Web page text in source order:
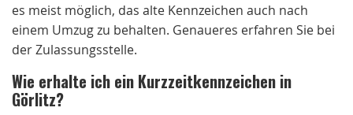
es meist möglich, das alte Kennzeichen auch nach
einem Umzug zu behalten. Genaueres erfahren Sie bei
der Zulassungsstelle.
Wie erhalte ich ein Kurzzeitkennzeichen in
Görlitz?